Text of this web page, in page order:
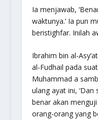
Ia menjawab,
waktunya.’ Ia pun
beristighfar. Inilah
Ibrahim bin al-
al-Fudhail pada
Muhammad a
ulang ayat ini,
benar akan
orang-orang yang